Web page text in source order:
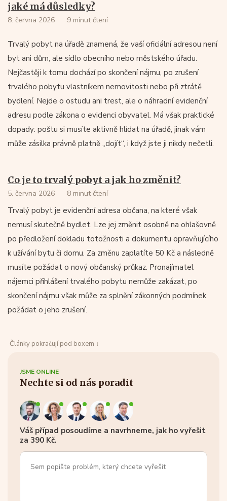
jaké má důsledky?
8. června 2026 9 minut čtení
Trvalý pobyt na úřadě znamená, že vaší oficiální adresou není
byt ani dům, ale sídlo obecního nebo městského úřadu.
Nejčastěji k tomu dochází po skončení nájmu, po zrušení
trvalého pobytu vlastníkem nemovitosti nebo při ztrátě
bydlení. Nejde o ostudu ani trest, ale o náhradní evidenční
adresu podle zákona o evidenci obyvatel. Má však praktické
dopady: poštu si musíte aktivně hlídat na úřadě, jinak vám
může zásilka právně platně „dojít“, i když jste ji nikdy nečetli.
Co je to trvalý pobyt a jak ho změnit?
5. června 2026 8 minut čtení
Trvalý pobyt je evidenční adresa občana, na které však
nemusí skutečně bydlet. Lze jej změnit osobně na ohlašovně
po předložení dokladu totožnosti a dokumentu opravňujícího
k užívání bytu či domu. Za změnu zaplatíte 50 Kč a následně
musíte požádat o nový občanský průkaz. Pronajímatel
nájemci přihlášení trvalého pobytu nemůže zakázat, po
skončení nájmu však může za splnění zákonných podmínek
požádat o jeho zrušení.
Články pokračují pod boxem ↓
JSME ONLINE
Nechte si od nás poradit
Váš případ posoudíme a navrhneme, jak ho vyřešit
za 390 Kč.